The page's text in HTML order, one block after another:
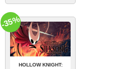
HOLLOW KNIGHT:
-35%